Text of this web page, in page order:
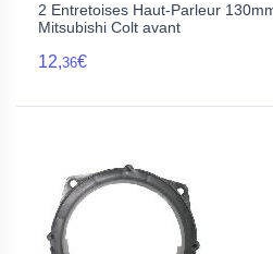
2 Entretoises Haut-Parleur
Mitsubishi Colt avant
12,36€